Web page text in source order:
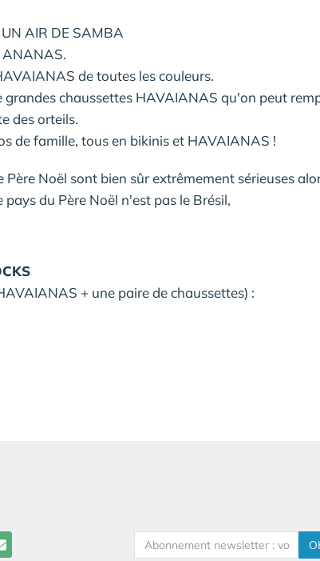
AIR DE SAMBA
ANANAS.
de toutes les couleurs.
grandes chaussettes HAVAIANAS qu'on peut
des orteils.
de famille, tous en bikinis et HAVAIANAS !
Noël sont bien sûr extrêmement sérieuses
du Père Noël n'est pas le Brésil,
+ une paire de chaussettes) :